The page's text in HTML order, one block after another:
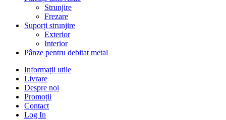
Strunjire
Frezare
Suporți strunjire
Exterior
Interior
Pânze pentru debitat metal
Informații utile
Livrare
Despre noi
Promoții
Contact
Log In